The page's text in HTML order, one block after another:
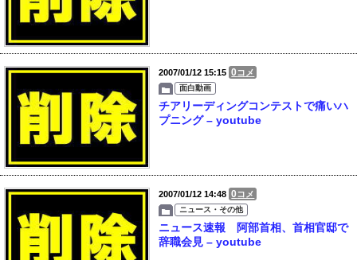
2007/01/12 15:15 0 コメ
面白動画
チアリーディングコンテストで痛いハ
プニング – youtube
2007/01/12 14:48 0 コメ
ニュース・その他
ニュース速報 阿部首相、首相官邸で
辞職会見 – youtube